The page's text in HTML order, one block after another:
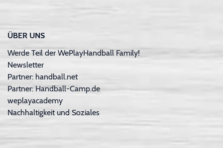
ÜBER UNS
Werde Teil der WePlayHandball Family!
Newsletter
Partner: handball.net
Partner: Handball-Camp.de
weplayacademy
Nachhaltigkeit und Soziales